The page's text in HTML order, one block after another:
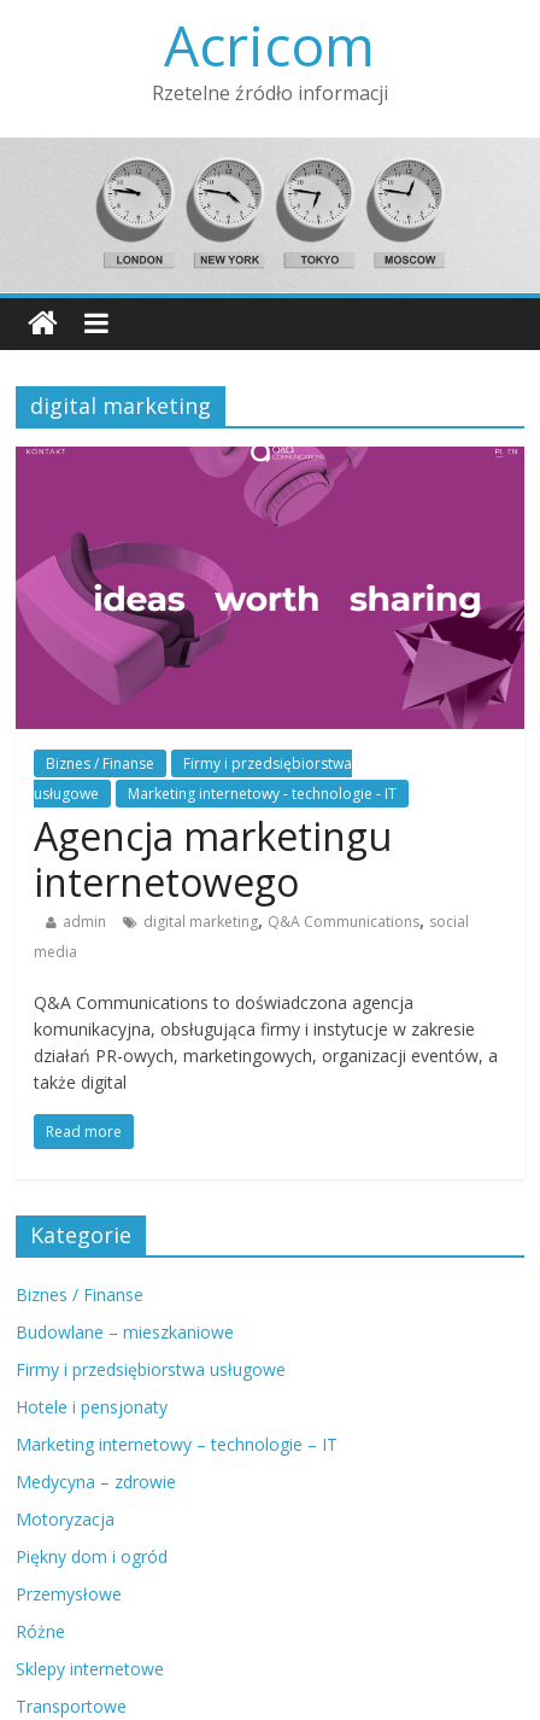
Acricom
Rzetelne źródło informacji
digital marketing
Biznes / Finanse
Firmy i przedsiębiorstwa
usługowe
Marketing internetowy - technologie - IT
Agencja marketingu
internetowego
admin digital marketing, Q&A Communications, social
media
Q&A Communications to doświadczona agencja
komunikacyjna, obsługująca firmy i instytucje w zakresie
działań PR-owych, marketingowych, organizacji eventów, a
także digital
Read more
Kategorie
Biznes / Finanse
Budowlane – mieszkaniowe
Firmy i przedsiębiorstwa usługowe
Hotele i pensjonaty
Marketing internetowy – technologie – IT
Medycyna – zdrowie
Motoryzacja
Piękny dom i ogród
Przemysłowe
Różne
Sklepy internetowe
Transportowe